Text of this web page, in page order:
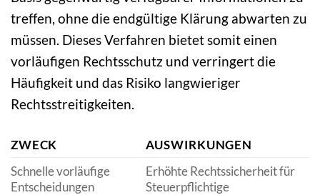
treffen, ohne die endgültige Klärung abwarten zu
müssen. Dieses Verfahren bietet somit einen
vorläufigen Rechtsschutz und verringert die
Häufigkeit und das Risiko langwieriger
Rechtsstreitigkeiten.
ZWECK
AUSWIRKUNGEN
Schnelle vorläufige
Entscheidungen
Erhöhte Rechtssicherheit für
Steuerpflichtige